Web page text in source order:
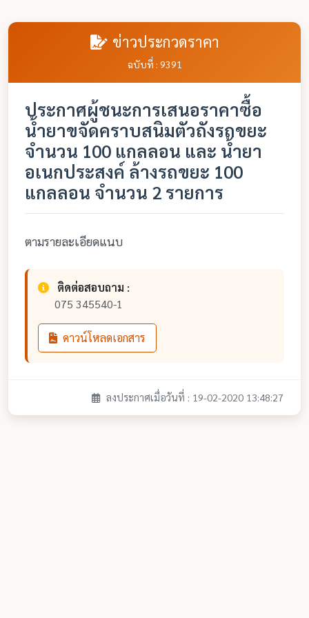
ข่าวประกวดราคา
ฉบับที่ : 9391
ประกาศผู้ชนะการเสนอราคาซื้อ
น้ำยาขจัดคราบสนิมตัวถังรถขยะ
จำนวน 100 แกลลอน และ น้ำยา
อเนกประสงค์ ล้างรถขยะ 100
แกลลอน จำนวน 2 รายการ
ตามรายละเอียดแนบ
ติดต่อสอบถาม :
075 345540-1
ดาวน์โหลดเอกสาร
ลงประกาศเมื่อวันที่ : 19-02-2020 13:48:27